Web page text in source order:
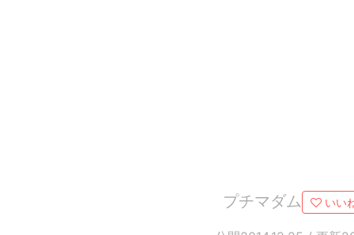
プチマダム いい